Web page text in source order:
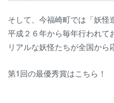
そして、今福崎町では「妖怪
平成２６年から毎年行われて
リアルな妖怪たちが全国から
第1回の最優秀賞はこちら！